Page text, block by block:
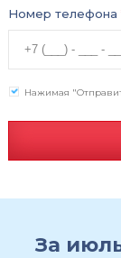
Номер телефона
Нажимая
За